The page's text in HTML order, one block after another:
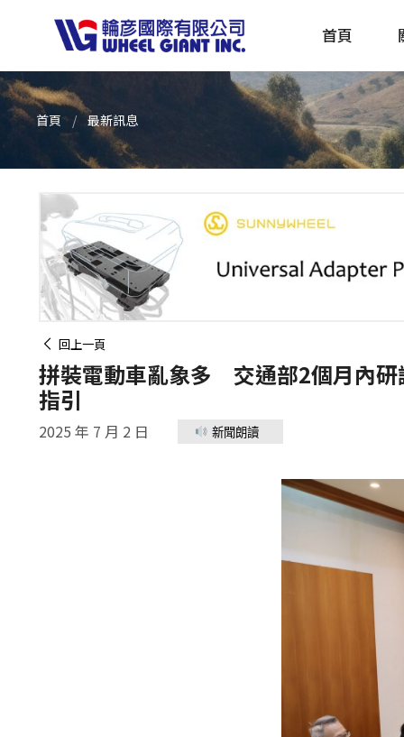
首頁
產品採購指南 TBS
首頁 最新訊息
回上一頁
拼裝電動車亂象多 交通部2個月內研
指引
2025 年 7 月 2 日 新聞朗讀